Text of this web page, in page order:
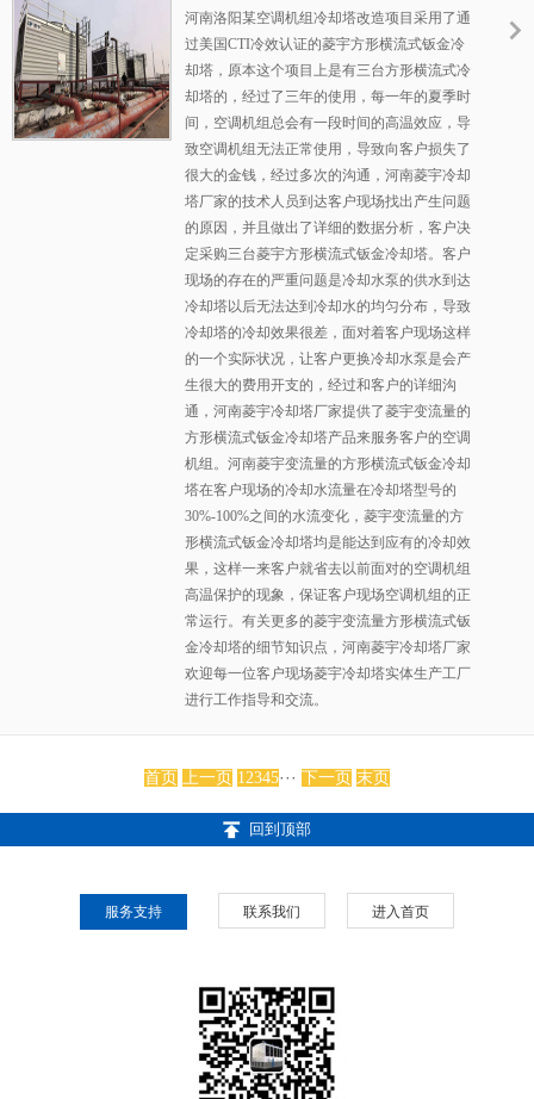
却塔安装完成,等待客户连接管道并调试
菱宇冷却塔
河南洛阳某空调机组冷却塔改造项目采用了通
过美国CTI冷效认证的菱宇方形横流式钣金冷
却塔，原本这个项目上是有三台方形横流式冷
却塔的，经过了三年的使用，每一年的夏季时
间，空调机组总会有一段时间的高温效应，导
致空调机组无法正常使用，导致向客户损失了
很大的金钱，经过多次的沟通，河南菱宇冷却
塔厂家的技术人员到达客户现场找出产生问题
的原因，并且做出了详细的数据分析，客户决
定采购三台菱宇方形横流式钣金冷却塔。客户
现场的存在的严重问题是冷却水泵的供水到达
冷却塔以后无法达到冷却水的均匀分布，导致
冷却塔的冷却效果很差，面对着客户现场这样
的一个实际状况，让客户更换冷却水泵是会产
生很大的费用开支的，经过和客户的详细沟
通，河南菱宇冷却塔厂家提供了菱宇变流量的
方形横流式钣金冷却塔产品来服务客户的空调
机组。河南菱宇变流量的方形横流式钣金冷却
塔在客户现场的冷却水流量在冷却塔型号的
30%-100%之间的水流变化，菱宇变流量的方
形横流式钣金冷却塔均是能达到应有的冷却效
果，这样一来客户就省去以前面对的空调机组
高温保护的现象，保证客户现场空调机组的正
常运行。有关更多的菱宇变流量方形横流式钣
金冷却塔的细节知识点，河南菱宇冷却塔厂家
欢迎每一位客户现场菱宇冷却塔实体生产工厂
进行工作指导和交流。
首页 上一页 12345··· 下一页 末页
回到顶部
服务支持 联系我们 进入首页